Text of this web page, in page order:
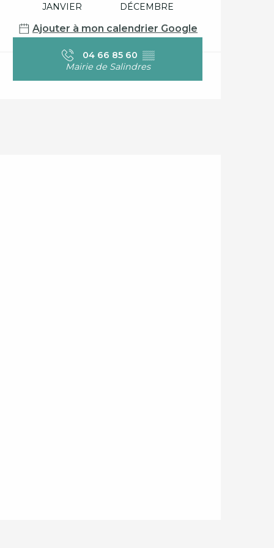
JANVIER DÉCEMBRE
Ajouter à mon calendrier Google
04 66 85 60 ▒▒
Mairie de Salindres